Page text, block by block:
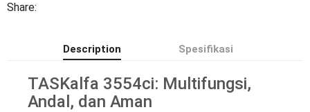
Share:
Description Spesifikasi
TASKalfa 3554ci: Multifungsi,
Andal, dan Aman